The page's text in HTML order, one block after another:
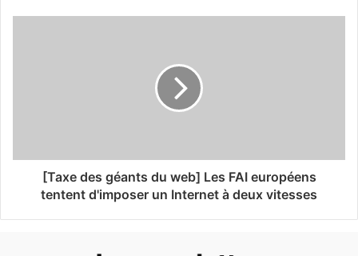
[Taxe des géants du web] Les FAI européens
tentent d'imposer un Internet à deux vitesses